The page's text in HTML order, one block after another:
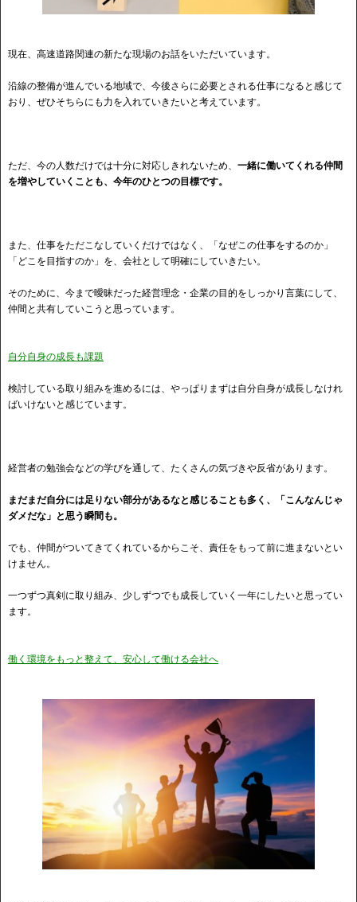
現在、高速道路関連の新たな現場のお話をいただいています。
沿線の整備が進んでいる地域で、今後さらに必要とされる仕事になると感じて
おり、ぜひそちらにも力を入れていきたいと考えています。
ただ、今の人数だけでは十分に対応しきれないため、 一緒に働いてくれる仲間
を増やしていくことも、今年のひとつの目標です。
また、仕事をただこなしていくだけではなく、「なぜこの仕事をするのか」
「どこを目指すのか」を、会社として明確にしていきたい。
そのために、今まで曖昧だった経営理念・企業の目的をしっかり言葉にして、
仲間と共有していこうと思っています。
自分自身の成長も課題
検討している取り組みを進めるには、やっぱりまずは自分自身が成長しなけれ
ばいけないと感じています。
経営者の勉強会などの学びを通して、たくさんの気づきや反省があります。
まだまだ自分には足りない部分があるなと感じることも多く、「こんなんじゃ
ダメだな」と思う瞬間も。
でも、仲間がついてきてくれているからこそ、責任をもって前に進まないとい
けません。
一つずつ真剣に取り組み、少しずつでも成長していく一年にしたいと思ってい
ます。
働く環境をもっと整えて、安心して働ける会社へ